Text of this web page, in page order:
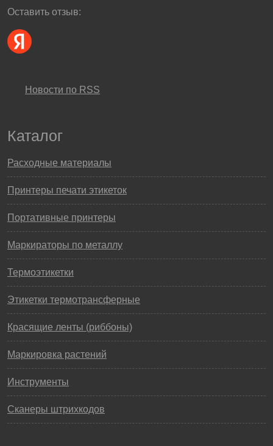
Оставить отзыв:
Новости по RSS
Каталог
Расходные материалы
Принтеры печати этикеток
Портативные принтеры
Маркираторы по металлу
Термоэтикетки
Этикетки термотрансферные
Красящие ленты (риббоны)
Маркировка растений
Инструменты
Сканеры штрихкодов